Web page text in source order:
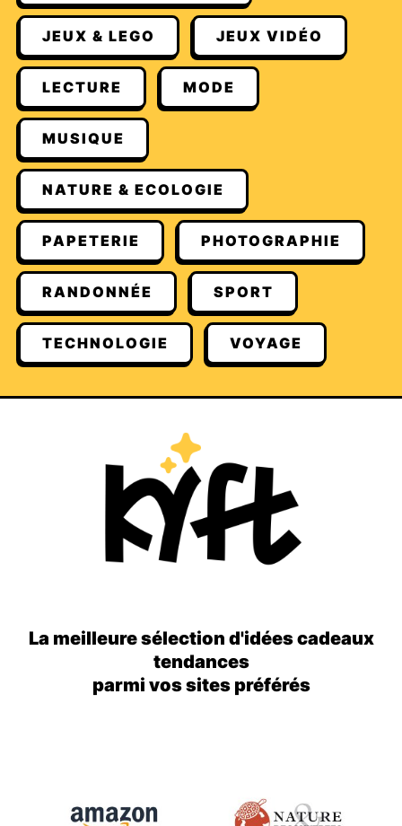
JEUX & LEGO JEUX VIDÉO
LECTURE MODE
MUSIQUE
NATURE & ECOLOGIE
PAPETERIE PHOTOGRAPHIE
RANDONNÉE SPORT
TECHNOLOGIE VOYAGE
La meilleure sélection d'idées cadeaux
tendances
parmi vos sites préférés